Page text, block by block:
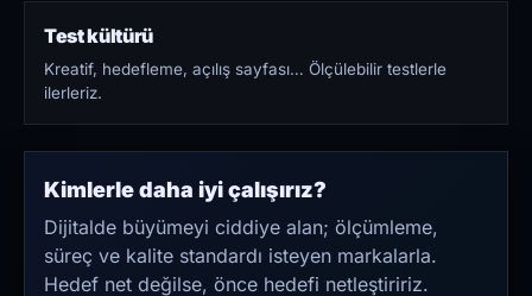
Test kültürü
Kreatif, hedefleme, açılış sayfası… Ölçülebilir testlerle
ilerleriz.
Kimlerle daha iyi çalışırız?
Dijitalde büyümeyi ciddiye alan; ölçümleme,
süreç ve kalite standardı isteyen markalarla.
Hedef net değilse, önce hedefi netleştiririz.